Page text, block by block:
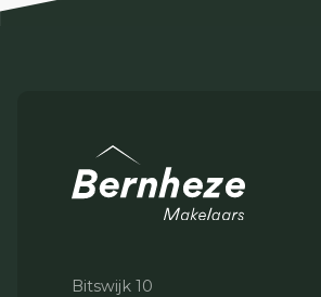
Bitswijk 10